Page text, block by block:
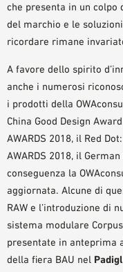
che presenta in un colpo
del marchio e le
ricordare rimane
A favore dello spirito
anche i numerosi
i prodotti della
China Good Design
AWARDS 2018, il Red
AWARDS 2018, il
conseguenza la
aggiornata. Alcune di
RAW e l’introduzione di
sistema modulare
presentate in anteprima
della fiera BAU nel